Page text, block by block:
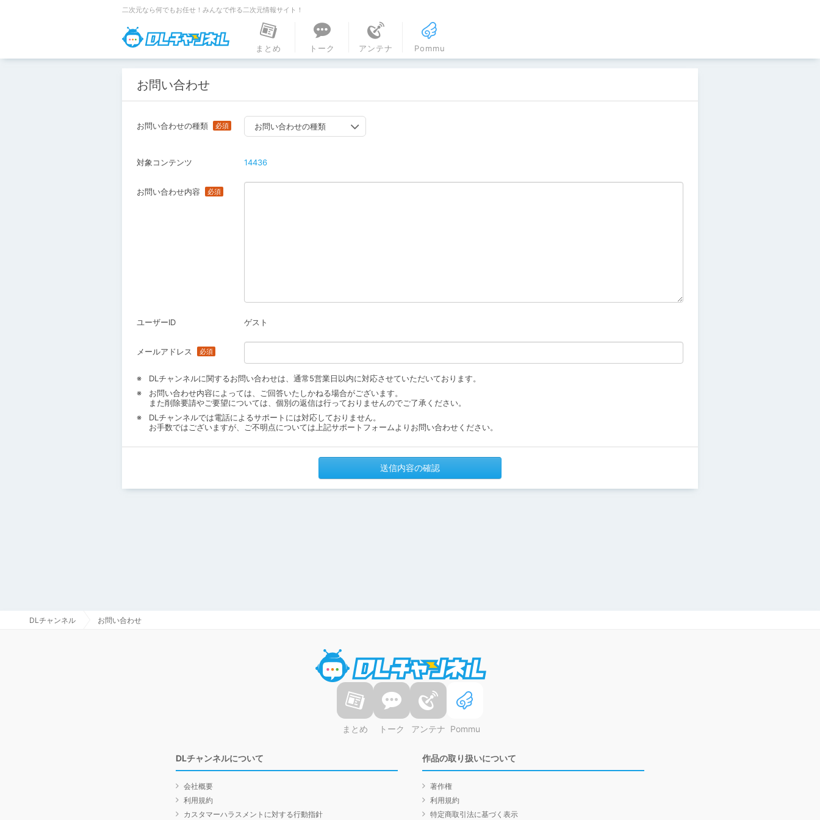
二次元なら何でもお任せ！みんなで作る二次元情報サイト！
DLチャンネル
まとめ
トーク アンテナ Pommu
お問い合わせ
お問い合わせの種類 お問い合わせの種類
対象コンテンツ 14436
お問い合わせ内容
ユーザーID ゲスト
メールアドレス
DLチャンネルに関するお問い合わせは、通常5営業日以内に対応させていただいております。
お問い合わせ内容によっては、ご回答いたしかねる場合がございます。
また削除要請やご要望については、個別の返信は行っておりませんのでご了承ください。
DLチャンネルでは電話によるサポートには対応しておりません。
お手数ではございますが、ご不明点については上記サポートフォームよりお問い合わせください。
送信内容の確認
DLチャンネル お問い合わせ
まとめ トーク アンテナ Pommu
DLチャンネルについて
会社概要
利用規約
カスタマーハラスメントに対する行動指針
作品の取り扱いについて
著作権
利用規約
特定商取引法に基づく表示